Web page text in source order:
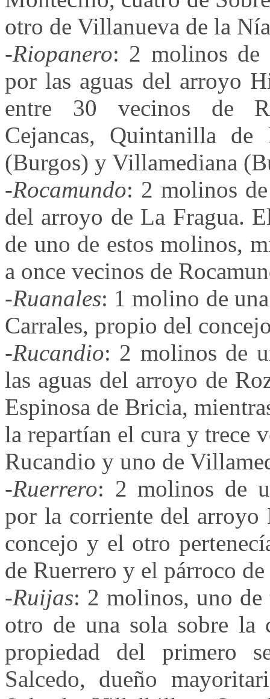
otro de Villanueva de la
-Riopanero: 2 molinos de
por las aguas del arroyo
entre 30 vecinos de
Cejancas, Quintanilla de
(Burgos) y Villamediana
-Rocamundo: 2 molinos
del arroyo de La Fragua.
de uno de estos molinos,
a once vecinos de
-Ruanales: 1 molino de
Carrales, propio del
-Rucandio: 2 molinos de
las aguas del arroyo de
Espinosa de Bricia,
la repartían el cura y trece
Rucandio y uno de
-Ruerrero: 2 molinos de
por la corriente del arroyo
concejo y el otro
de Ruerrero y el párroco
-Ruijas: 2 molinos, uno
otro de una sola sobre la
propiedad del primero
Salcedo, dueño